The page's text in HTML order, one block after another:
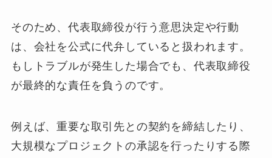
そのため、代表取締役が行う意思決定や行動
は、会社を公式に代弁していると扱われます。
もしトラブルが発生した場合でも、代表取締役
が最終的な責任を負うのです。
例えば、重要な取引先との契約を締結したり、
大規模なプロジェクトの承認を行ったりする際